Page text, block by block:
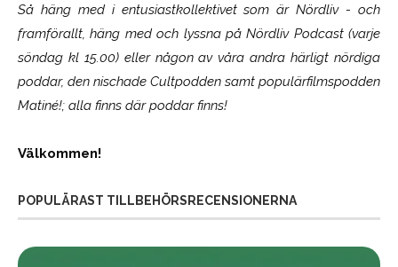
Så häng med i entusiastkollektivet som ärNördliv- och
framförallt, häng med och lyssna på Nördliv Podcast (varje
söndag kl 15.00) eller någon av våra andra härligt nördiga
poddar, den nischade Cultpodden samt populärfilmspodden
Matiné!; alla finns där poddar finns!
Välkommen!
POPULÄRAST TILLBEHÖRSRECENSIONERNA